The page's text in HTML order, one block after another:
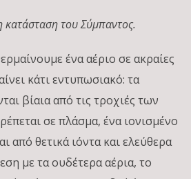
του Σύμπαντος.
ένα αέριο σε ακραίες
κάτι εντυπωσιακό: τα
βίαια από τις τροχιές των
σε πλάσμα, ένα ιονισμένο
από θετικά ιόντα και ελεύθερα
με τα ουδέτερα αέρια, το